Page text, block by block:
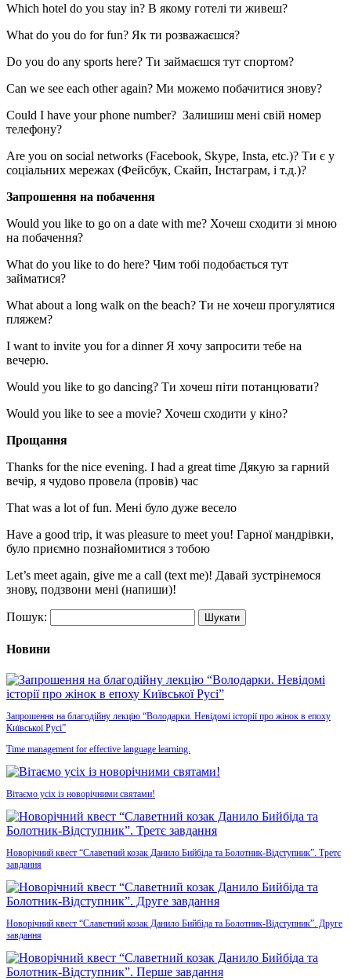
Which hotel do you stay in? В якому готелі ти живеш?
What do you do for fun? Як ти розважаєшся?
Do you do any sports here? Ти займаєшся тут спортом?
Can we see each other again? Ми можемо побачитися знову?
Could I have your phone number? Залишиш мені свій номер
телефону?
Are you on social networks (Facebook, Skype, Insta, etc.)? Ти є у
соціальних мережах (Фейсбук, Скайп, Інстаграм, і т.д.)?
Запрошення на побачення
Would you like to go on a date with me? Хочеш сходити зі мною
на побачення?
What do you like to do here? Чим тобі подобається тут
займатися?
What about a long walk on the beach? Ти не хочеш прогулятися
пляжем?
I want to invite you for a dinner Я хочу запросити тебе на
вечерю.
Would you like to go dancing? Ти хочеш піти потанцювати?
Would you like to see a movie? Хочеш сходити у кіно?
Прощання
Thanks for the nice evening. I had a great time Дякую за гарний
вечір, я чудово провела (провів) час
That was a lot of fun. Мені було дуже весело
Have a good trip, it was pleasure to meet you! Гарної мандрівки,
було приємно познайомитися з тобою
Let’s meet again, give me a call (text me)! Давай зустрінемося
знову, подзвони мені (напиши)!
Пошук:
Новини
Запрошення на благодійну лекцію “Володарки. Невідомі історії про жінок в епоху
Київської Русі”
Time management for effective language learning.
Вітаємо усіх із новорічними святами!
Новорічний квест “Славетний козак Данило Бийбіда та Болотник-Відступник”. Третє
завдання
Новорічний квест “Славетний козак Данило Бийбіда та Болотник-Відступник”. Друге
завдання